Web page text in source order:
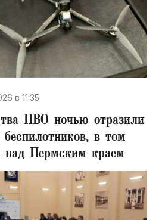
в 11:35
ПВО ночью отразили
беспилотников, в том
над Пермским краем